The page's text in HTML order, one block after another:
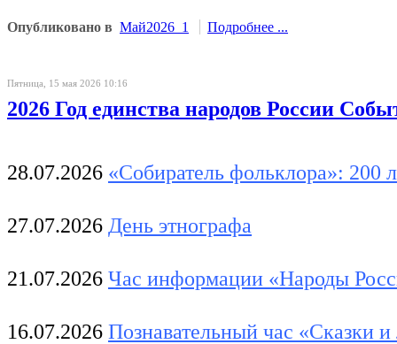
Опубликовано в Май2026_1 Подробнее ...
Пятница, 15 мая 2026 10:16
2026 Год единства народов России
28.07.2026 «Собиратель фольклора»: 200
27.07.2026 День этнографа
21.07.2026 Час информации «Народы
16.07.2026 Познавательный час «Сказки